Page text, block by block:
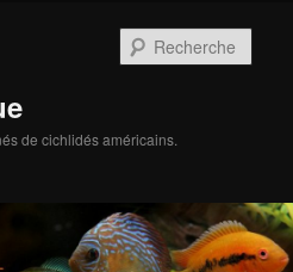
de cichlidés américains.